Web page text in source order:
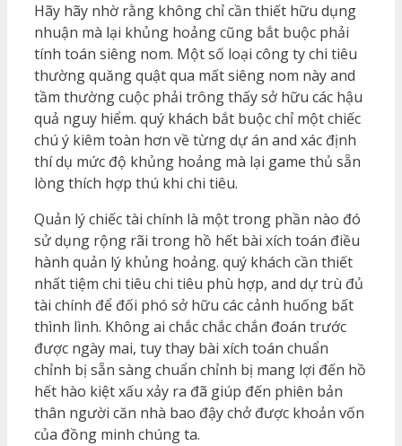
Hãy hãy nhờ rằng không chỉ cần thiết hữu dụng
nhuận mà lại khủng hoảng cũng bắt buộc phải
tính toán siêng nom. Một số loại công ty chi tiêu
thường quăng quật qua mất siêng nom này and
tầm thường cuộc phải trông thấy sở hữu các hậu
quả nguy hiểm. quý khách bắt buộc chỉ một chiếc
chú ý kiêm toàn hơn về từng dự án and xác định
thí dụ mức độ khủng hoảng mà lại game thủ sẵn
lòng thích hợp thú khi chi tiêu.
Quản lý chiếc tài chính là một trong phần nào đó
sử dụng rộng rãi trong hồ hết bài xích toán điều
hành quản lý khủng hoảng. quý khách cần thiết
nhất tiệm chi tiêu chi tiêu phù hợp, and dự trù đủ
tài chính để đối phó sở hữu các cảnh huống bất
thình lình. Không ai chắc chắc chắn đoán trước
được ngày mai, tuy thay bài xích toán chuẩn
chỉnh bị sẵn sàng chuẩn chỉnh bị mang lợi đến hồ
hết hào kiệt xấu xảy ra đã giúp đến phiên bản
thân người căn nhà bao đậy chở được khoản vốn
của đồng minh chúng ta.